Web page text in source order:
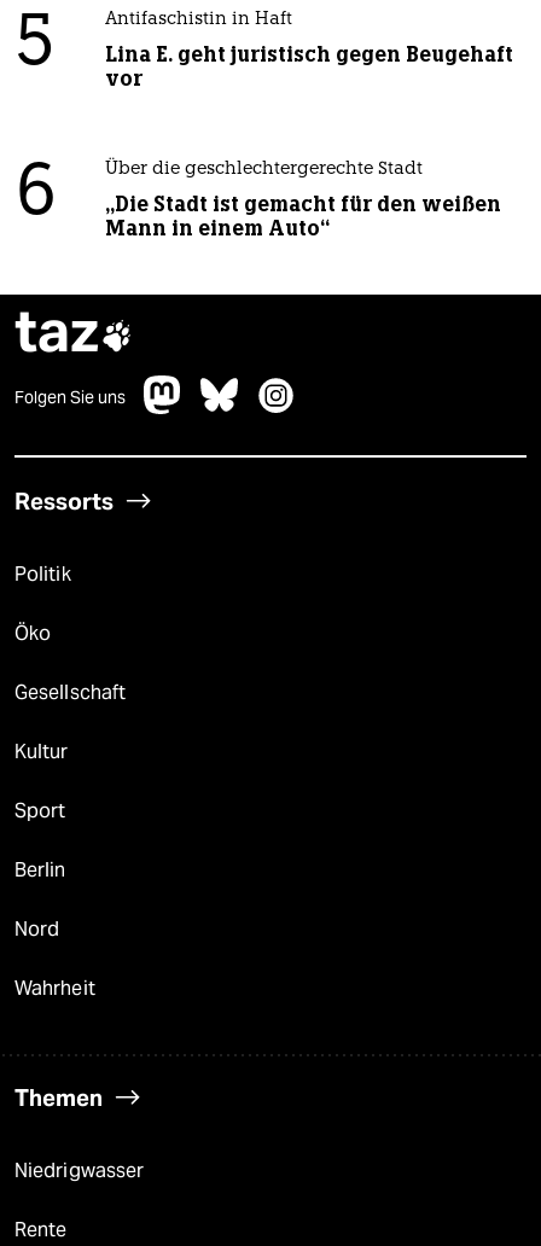
5 Antifaschistin in Haft
Lina E. geht juristisch gegen Beugehaft
vor
6 Über die geschlechtergerechte Stadt
„Die Stadt ist gemacht für den weißen
Mann in einem Auto“
taz
Folgen Sie uns
Ressorts
Politik
Öko
Gesellschaft
Kultur
Sport
Berlin
Nord
Wahrheit
Themen
Niedrigwasser
Rente